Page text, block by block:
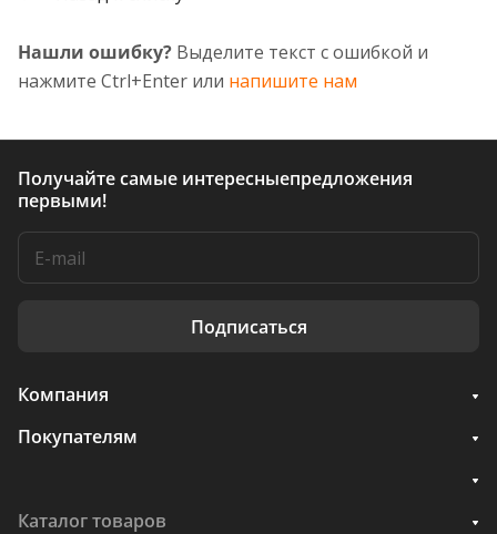
Нашли ошибку? Выделите текст с ошибкой и
нажмите Ctrl+Enter или напишите нам
Получайте самые интересныепредложения
первыми!
Подписаться
Компания
Покупателям
Каталог товаров